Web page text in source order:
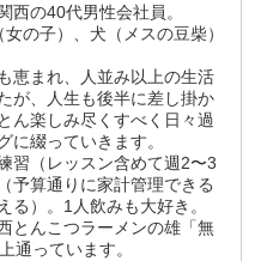
西の40代男性会社員。
の子）、犬（メスの豆柴）
恵まれ、人並み以上の生活
が、人生も後半に差し掛か
ん楽しみ尽くすべく日々過
に綴っていきます。
習（レッスン含めて週2〜3
予算通りに家計管理できる
る）。1人飲みも大好き。
とんこつラーメンの雄「無
通っています。